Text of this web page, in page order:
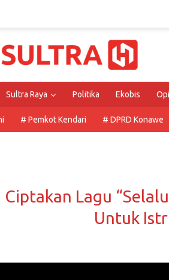
Sultra Raya Politika Ekobis
# Pemkot Kendari # DPRD Konawe
Lagu
Untuk